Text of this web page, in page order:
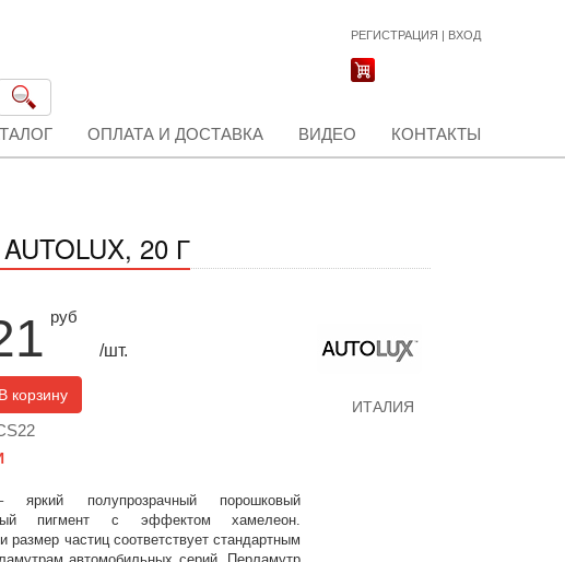
РЕГИСТРАЦИЯ | ВХОД
ОПЛАТА И ДОСТАВКА ВИДЕО КОНТАКТЫ
20 Г
руб
/шт.
В корзину
яркий полупрозрачный порошковый
пигмент с эффектом хамелеон.
размер частиц соответствует стандартным
ИТАЛИЯ